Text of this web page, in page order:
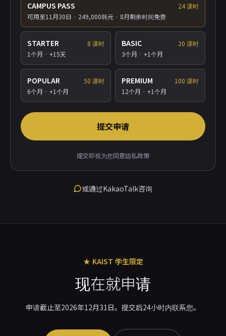
CAMPUS PASS 24课时
可用至11月30日 · 249,000韩元 · 8月剩余时间免费
STARTER 8 课时
1个月 · +15天
BASIC 20 课时
3个月 · +1个月
POPULAR 50 课时
6个月 · +1个月
PREMIUM 100 课时
12个月 · +1个月
提交申请
提交即视为您同意隐私政策
或通过KakaoTalk咨询
★ KAIST 学生限定
现在就申请
申请截止至2026年12月31日。提交后24小时内联系您。